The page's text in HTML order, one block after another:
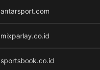
antarsport.com
mixparlay.co.id
sportsbook.co.id